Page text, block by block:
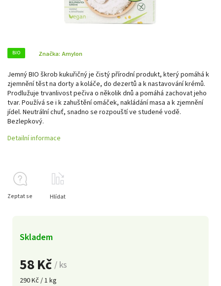
BIO Značka: Amylon
58 Kč/ ks
290 Kč / 1 kg
Skladem
Jemný BIO škrob kukuřičný je čistý přírodní produkt, který pomáhá k
zjemnění těst na dorty a koláče, do dezertů a k nastavování krémů.
Prodlužuje trvanlivost pečiva o několik dnů a pomáhá zachovat jeho
tvar. Používá se i k zahuštění omáček, nakládání masa a k zjemnění
jídel. Neutrální chuť, snadno se rozpouští ve studené vodě.
Bezlepkový.
Detailní informace
Zeptat se Hlídat